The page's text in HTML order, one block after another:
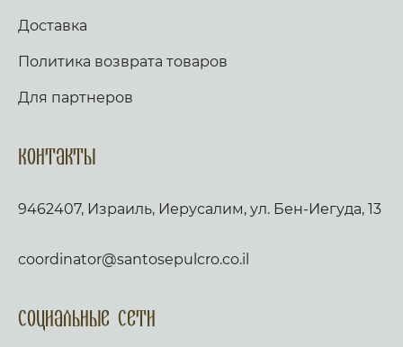
Доставка
Политика возврата товаров
Для партнеров
Контакты
9462407, Израиль, Иерусалим, ул. Бен-Иегуда, 13
coordinator@santosepulcro.co.il
Социальные сети